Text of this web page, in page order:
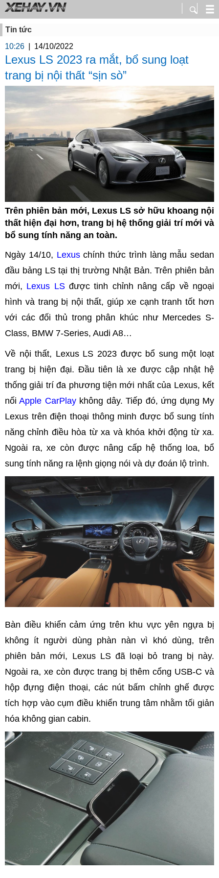
Tin tức
10:26
14/10/2022
Lexus LS 2023 ra mắt, bổ sung loạt
trang bị nội thất “sịn sò”
Trên phiên bản mới, Lexus LS sở hữu khoang nội
thất hiện đại hơn, trang bị hệ thống giải trí mới và
bổ sung tính năng an toàn.
Ngày 14/10, Lexuschính thức trình làng mẫu sedan
đầu bảng LS tại thị trường Nhật Bản. Trên phiên bản
mới, Lexus LSđược tinh chỉnh nâng cấp về ngoại
hình và trang bị nội thất, giúp xe cạnh tranh tốt hơn
với các đối thủ trong phân khúc như Mercedes S-
Class, BMW 7-Series, Audi A8…
Về nội thất, Lexus LS 2023 được bổ sung một loạt
trang bị hiện đại. Đầu tiên là xe được cập nhật hệ
thống giải trí đa phương tiện mới nhất của Lexus, kết
nối Apple CarPlaykhông dây. Tiếp đó, ứng dụng My
Lexus trên điện thoại thông minh được bổ sung tính
năng chỉnh điều hòa từ xa và khóa khởi động từ xa.
Ngoài ra, xe còn được nâng cấp hệ thống loa, bổ
sung tính năng ra lệnh giọng nói và dự đoán lộ trình.
Bàn điều khiển cảm ứng trên khu vực yên ngựa bị
không ít người dùng phàn nàn vì khó dùng, trên
phiên bản mới, Lexus LS đã loại bỏ trang bị này.
Ngoài ra, xe còn được trang bị thêm cổng USB-C và
hộp đựng điện thoại, các nút bấm chỉnh ghế được
tích hợp vào cụm điều khiển trung tâm nhằm tối giản
hóa không gian cabin.